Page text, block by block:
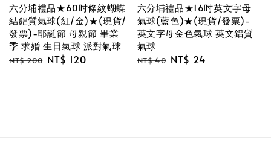
六分埔禮品★60吋條紋蝴蝶
結鋁質氣球(紅/金)★(現貨/
發票)-耶誕節 母親節 畢業
季 求婚 生日氣球 派對氣球
Regular
NT$ 200 Sale
NT$ 120
六分埔禮品★16吋英文字母
氣球(藍色)★(現貨/發票)-
英文字母金色氣球 英文鋁質
氣球
Regular
NT$ 40 Sale
NT$ 24